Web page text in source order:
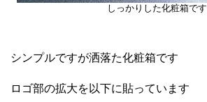
しっかりした化粧箱です
シンプルですが洒落た化粧箱です
ロゴ部の拡大を以下に貼っています